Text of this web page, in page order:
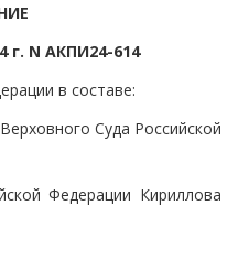
г. N АКПИ24-614
в составе:
Суда Российской
Федерации Кириллова